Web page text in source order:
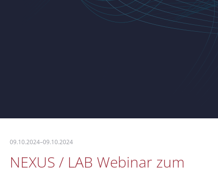
09.10.2024–09.10.2024
NEXUS / LAB Webinar zum